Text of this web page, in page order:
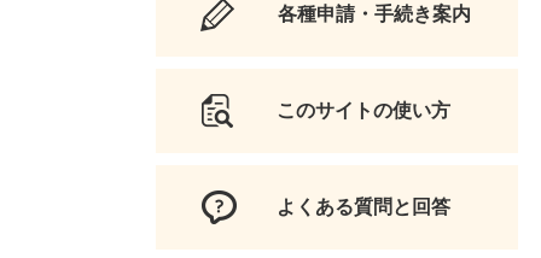
各種申請・手続き案内
このサイトの使い方
よくある質問と回答